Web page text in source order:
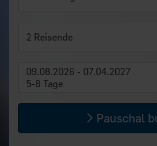
2 Reisende
09.08.2026 - 07.04.2027
5-8 Tage
Pauschal